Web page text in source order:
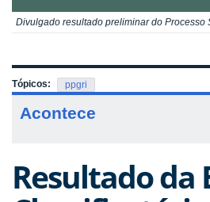
Divulgado resultado preliminar do Processo
Tópicos: ppgri
Acontece
Resultado da